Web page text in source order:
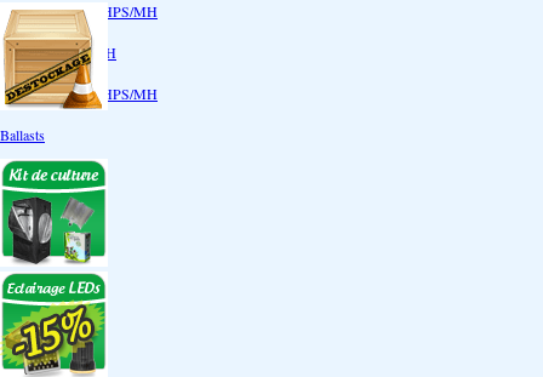
Ampoules 400W HPS/MH
Kit 600W HPS/MH
Ampoules 600W HPS/MH
Ballasts
Réflecteurs
CoolTube
Accessoires
Eclairages LEDs
Eclairages ECO
Kits ECO